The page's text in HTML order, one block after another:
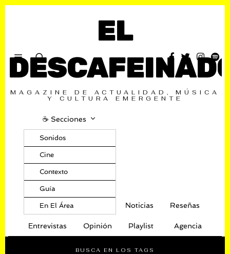
EL
MAGAZINE DE ACTUALIDAD, MÚSICA
Y CULTURA EMERGENTE
☕️ Secciones
Sonidos
Cine
Contexto
Guía
En El Área Noticias Reseñas
Entrevistas Opinión Playlist Agencia
BUSCA EN LOS TAGS